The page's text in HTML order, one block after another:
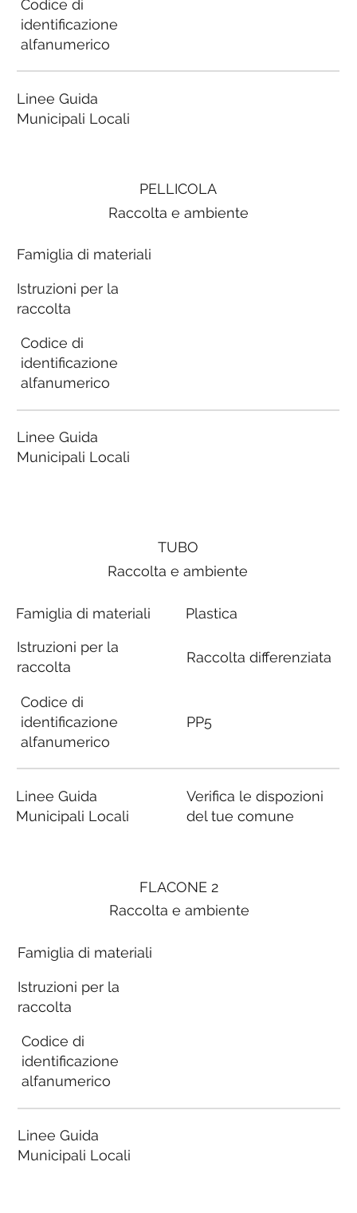
PELLICOLA
Raccolta e ambiente
Famiglia di materiali
Istruzioni per la
raccolta
Codice di
identificazione
alfanumerico
Linee Guida
Municipali Locali
FLACONE 2
Raccolta e ambiente
Famiglia di materiali
Istruzioni per la
raccolta
Codice di
identificazione
alfanumerico
Linee Guida
Municipali Locali
Codice di
identificazione
alfanumerico
Linee Guida
Municipali Locali
TUBO
Raccolta e ambiente
Famiglia di materiali
Istruzioni per la
raccolta
Codice di
identificazione
alfanumerico
Linee Guida
Municipali Locali
Plastica
Raccolta differenziata
PP5
Verifica le dispozioni
del tue comune